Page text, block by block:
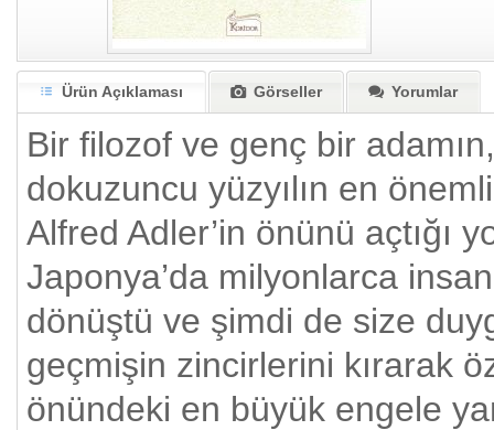
Ürün Açıklaması Görseller Yorumlar
Bir filozof ve genç bir
dokuzuncu yüzyılın en
Alfred Adler’in önünü açtığı
Japonya’da milyonlarca
dönüştü ve şimdi de size
geçmişin zincirlerini kırarak
önündeki en büyük engele